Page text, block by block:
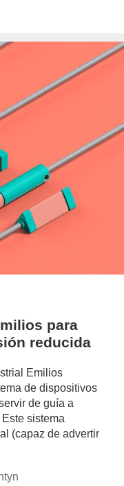
author/soledad-
para
reducida
Emilios
de dispositivos
de guía a
sistema
(capaz de advertir
author/joselina-